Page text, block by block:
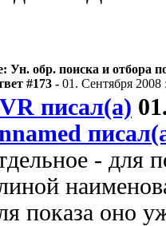
Ун. обр. поиска и отбора
#173 - 01. Сентября 2008
писал(а)
- для
показа оно